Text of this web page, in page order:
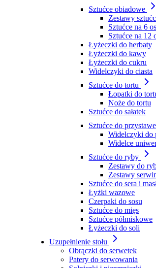
Sztućce obiadowe
Zestawy
Sztućce na 6
Sztućce na 12
Łyżeczki do herbaty
Łyżeczki do kawy
Łyżeczki do cukru
Widelczyki do ciasta
Sztućce do tortu
Łopatki do
Noże do tortu
Sztućce do sałatek
Sztućce do
Widelczyki do
Widelce
Sztućce do ryby
Zestawy do
Zestawy
Sztućce do sera i
Łyżki wazowe
Czerpaki do sosu
Sztućce do mięs
Sztućce półmiskowe
Łyżeczki do soli
Uzupełnienie stołu
Obrączki do serwetek
Patery do serwowania